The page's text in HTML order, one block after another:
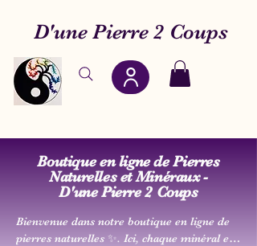
D'une Pierre 2 Coups
Boutique en ligne de Pierres
Naturelles et Minéraux -
D'une Pierre 2 Coups
Bienvenue dans notre boutique en ligne de
pierres naturelles ✨. Ici, chaque minéral est